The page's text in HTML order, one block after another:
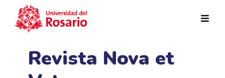
Revista Nova et